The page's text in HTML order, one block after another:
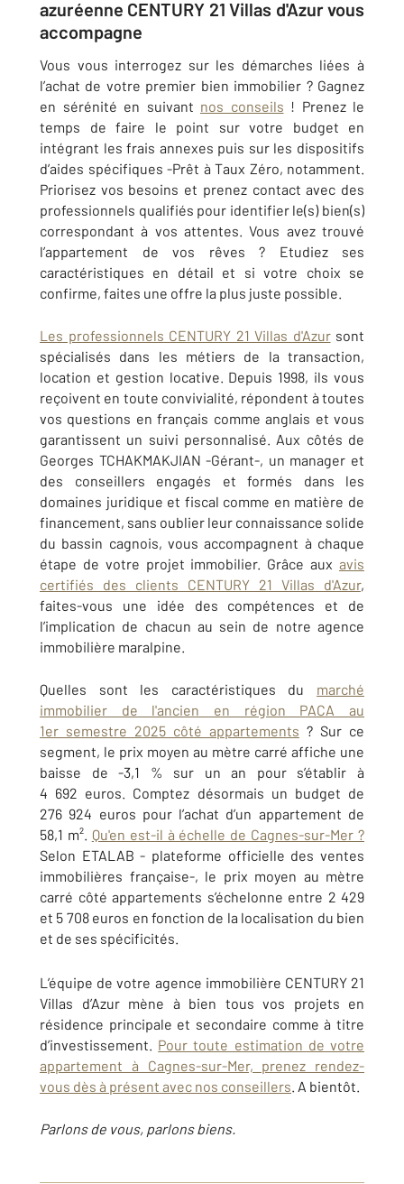
azuréenne CENTURY 21 Villas d'Azur vous
accompagne
Vous vous interrogez sur les démarches liées à
l’achat de votre premier bien immobilier ? Gagnez
en sérénité en suivant nos conseils ! Prenez le
temps de faire le point sur votre budget en
intégrant les frais annexes puis sur les dispositifs
d’aides spécifiques -Prêt à Taux Zéro, notamment.
Priorisez vos besoins et prenez contact avec des
professionnels qualifiés pour identifier le(s) bien(s)
correspondant à vos attentes. Vous avez trouvé
l’appartement de vos rêves ? Etudiez ses
caractéristiques en détail et si votre choix se
confirme, faites une offre la plus juste possible.
Les professionnels CENTURY 21 Villas d'Azursont
spécialisés dans les métiers de la transaction,
location et gestion locative. Depuis 1998, ils vous
reçoivent en toute convivialité, répondent à toutes
vos questions en français comme anglais et vous
garantissent un suivi personnalisé. Aux côtés de
Georges TCHAKMAKJIAN -Gérant-, un manager et
des conseillers engagés et formés dans les
domaines juridique et fiscal comme en matière de
financement, sans oublier leur connaissance solide
du bassin cagnois, vous accompagnent à chaque
étape de votre projet immobilier. Grâce aux avis
certifiés des clients CENTURY 21 Villas d'Azur,
faites-vous une idée des compétences et de
l’implication de chacun au sein de notre agence
immobilière maralpine.
Quelles sont les caractéristiques du marché
immobilier de l'ancien en région PACA au
1er semestre 2025 côté appartements ? Sur ce
segment, le prix moyen au mètre carré affiche une
baisse de -3,1 % sur un an pour s’établir à
4 692 euros. Comptez désormais un budget de
276 924 euros pour l’achat d’un appartement de
58,1 m². Qu'en est-il à échelle de Cagnes-sur-Mer ?
Selon ETALAB - plateforme officielle des ventes
immobilières française-, le prix moyen au mètre
carré côté appartements s’échelonne entre 2 429
et 5 708 euros en fonction de la localisation du bien
et de ses spécificités.
L’équipe de votre agence immobilière CENTURY 21
Villas d’Azur mène à bien tous vos projets en
résidence principale et secondaire comme à titre
d’investissement. Pour toute estimation de votre
appartement à Cagnes-sur-Mer, prenez rendez-
vous dès à présent avec nos conseillers. A bientôt.
Parlons de vous, parlons biens.